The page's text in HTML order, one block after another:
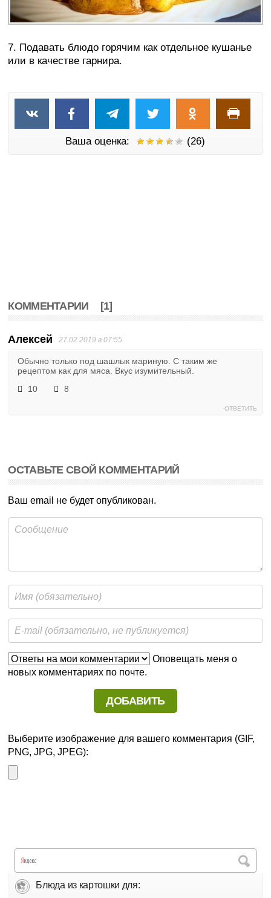
7. Подавать блюдо горячим как отдельное кушанье
или в качестве гарнира.
Ваша оценка: (26)
КОММЕНТАРИИ [1]
Алексей 27.02.2019 в 07:55
Обычно только под шашлык мариную. С таким же
рецептом как для мяса. Вкус изумительный.
10
8
ОТВЕТИТЬ
ОСТАВЬТЕ СВОЙ КОММЕНТАРИЙ
Ваш email не будет опубликован.
Оповещать меня о
новых комментариях по почте.
Выберите изображение для вашего комментария (GIF,
PNG, JPG, JPEG):
Блюда из картошки для: